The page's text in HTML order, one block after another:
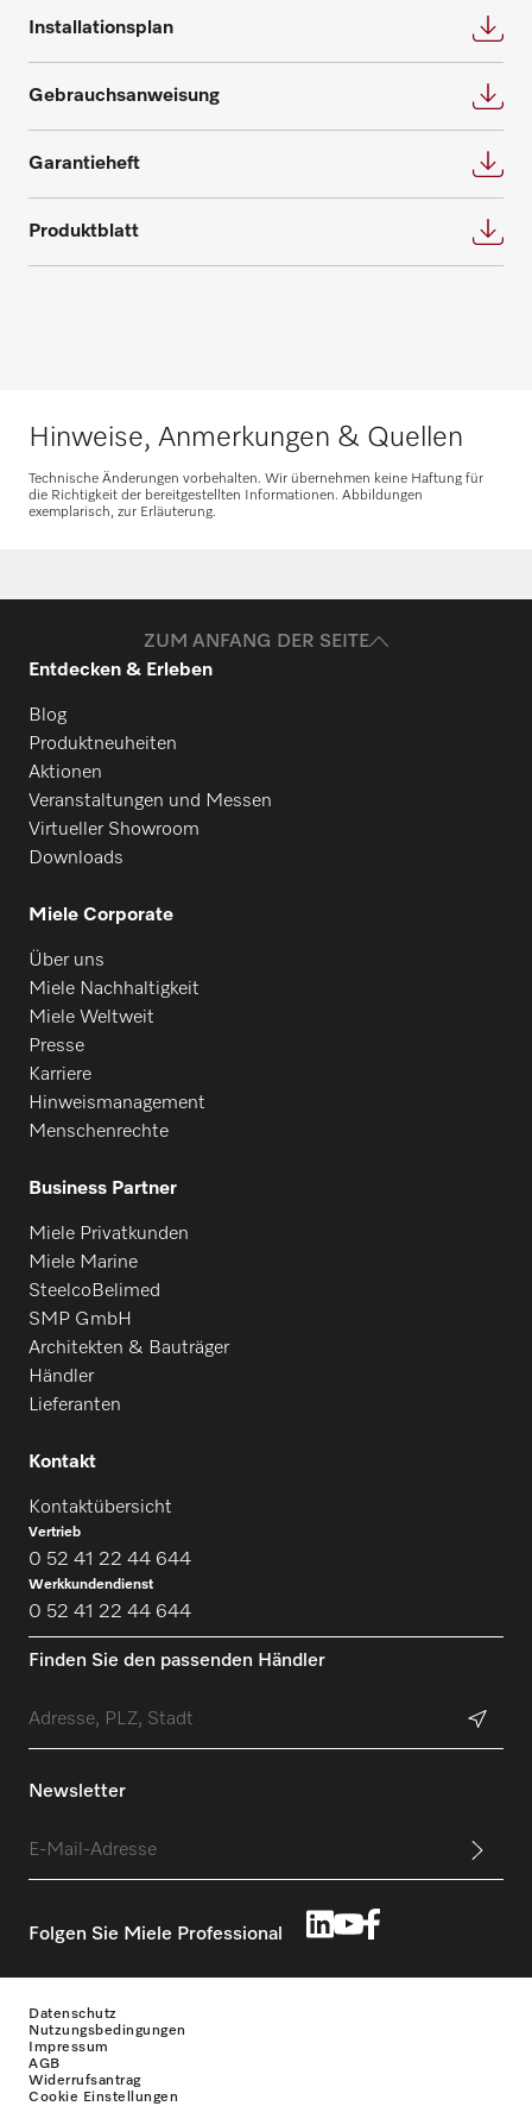
Ersatzteile anfragen
Nehmen Sie Kontakt auf
Installationsplan
Gebrauchsanweisung
Garantieheft
Produktblatt
Hinweise, Anmerkungen & Quellen
Technische Änderungen vorbehalten. Wir übernehmen keine Haftung für
die Richtigkeit der bereitgestellten Informationen. Abbildungen
exemplarisch, zur Erläuterung.
ZUM ANFANG DER SEITE
Entdecken & Erleben
Blog
Produktneuheiten
Aktionen
Veranstaltungen und Messen
Virtueller Showroom
Downloads
Miele Corporate
Über uns
Miele Nachhaltigkeit
Miele Weltweit
Presse
Karriere
Hinweismanagement
Menschenrechte
Business Partner
Miele Privatkunden
Miele Marine
SteelcoBelimed
SMP GmbH
Architekten & Bauträger
Händler
Lieferanten
Kontakt
Kontaktübersicht
Vertrieb
0 52 41 22 44 644
Werkkundendienst
0 52 41 22 44 644
Finden Sie den passenden Händler
Newsletter
Folgen Sie Miele Professional
Datenschutz
Nutzungsbedingungen
Impressum
AGB
Widerrufsantrag
Cookie Einstellungen